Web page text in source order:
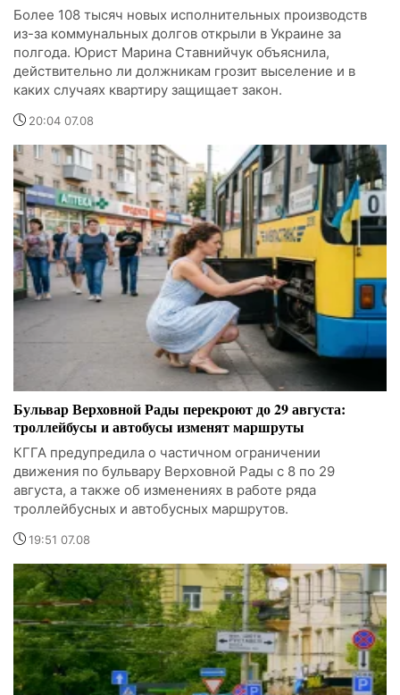
Более 108 тысяч новых исполнительных производств
из-за коммунальных долгов открыли в Украине за
полгода. Юрист Марина Ставнийчук объяснила,
действительно ли должникам грозит выселение и в
каких случаях квартиру защищает закон.
20:04 07.08
Бульвар Верховной Рады перекроют до 29 августа:
троллейбусы и автобусы изменят маршруты
КГГА предупредила о частичном ограничении
движения по бульвару Верховной Рады с 8 по 29
августа, а также об изменениях в работе ряда
троллейбусных и автобусных маршрутов.
19:51 07.08